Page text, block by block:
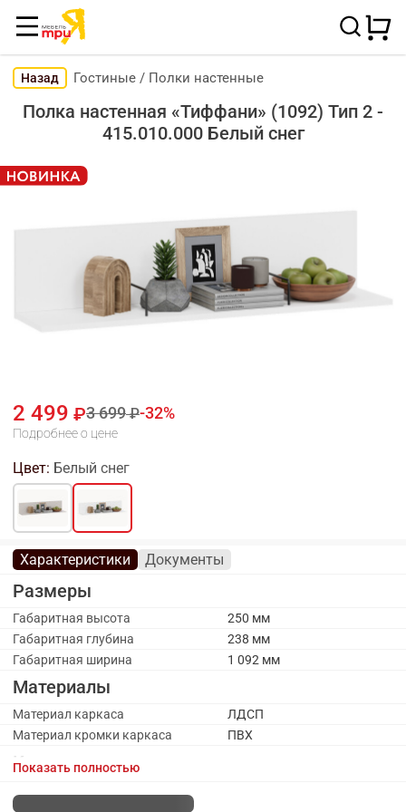
Назад Гостиные / Полки настенные
Полка настенная «Тиффани» (1092) Тип 2 -
415.010.000 Белый снег
2 499 3 699 32
Подробнее о цене
Цвет: Белый снег
Характеристики Документы
Размеры
Габаритная высота
250 мм
Габаритная глубина
238 мм
Габаритная ширина
1 092 мм
Материалы
Материал каркаса
ЛДСП
Материал кромки каркаса
ПВХ
Каркас
Показать полностью